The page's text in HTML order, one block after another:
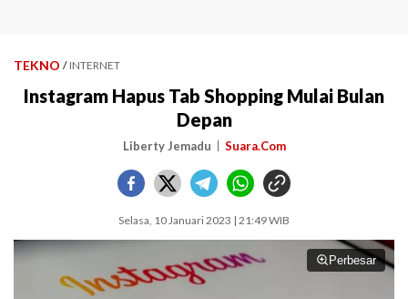
TEKNO / INTERNET
Instagram Hapus Tab Shopping Mulai Bulan
Depan
Liberty Jemadu Suara.Com
Selasa, 10 Januari 2023 | 21:49 WIB
Perbesar